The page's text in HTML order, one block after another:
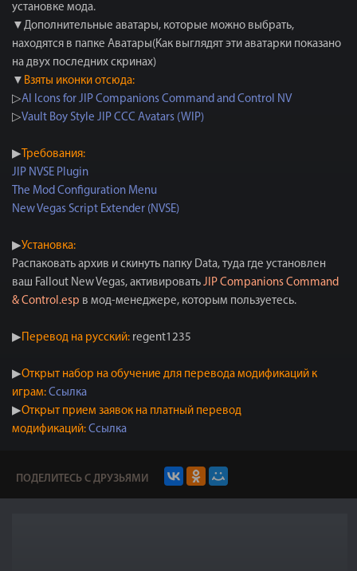
установке мода.
▼Дополнительные аватары, которые можно выбрать,
находятся в папке Аватары(Как выглядят эти аватарки показано
на двух последних скринах)
▼ Взяты иконки отсюда:
▷AI Icons for JIP Companions Command and Control NV
▷Vault Boy Style JIP CCC Avatars (WIP)
▶ Требования:
JIP NVSE Plugin
The Mod Configuration Menu
New Vegas Script Extender (NVSE)
▶Установка:
Распаковать архив и скинуть папку Data, туда где установлен
ваш Fallout New Vegas, активировать JIP Companions Command
& Control.esp в мод-менеджере, которым пользуетесь.
▶Перевод на русский: regent1235
▶Открыт набор на обучение для перевода модификаций к
играм: Ссылка
▶Открыт прием заявок на платный перевод
модификаций: Ссылка
ПОДЕЛИТЕСЬ С ДРУЗЬЯМИ